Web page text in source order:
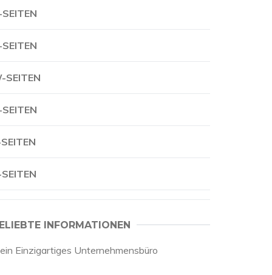
SEITEN
SEITEN
INFORMATIONEN
Einzigartiges Unternehmensbüro